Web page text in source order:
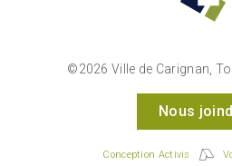
©2026 Ville de Carignan,
Nous
Conception Activis